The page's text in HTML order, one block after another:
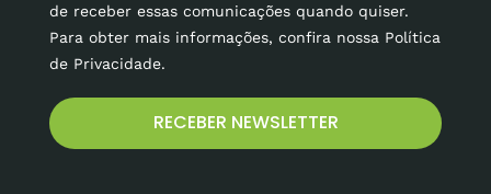
de receber essas comunicações quando quiser.
Para obter mais informações, confira nossa Política
de Privacidade.
RECEBER NEWSLETTER